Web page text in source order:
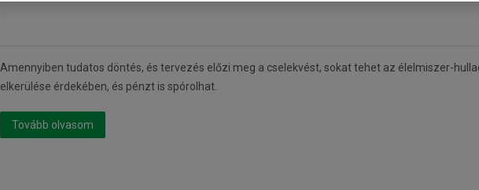
Amennyiben tudatos döntés, és tervezés előzi meg a cselekvést, sokat tehet az élelmiszer-
elkerülése érdekében, és pénzt is spórolhat.
Tovább olvasom